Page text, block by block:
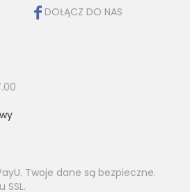
DOŁĄCZ DO NAS
Twoje dane są bezpieczne.
SSL.